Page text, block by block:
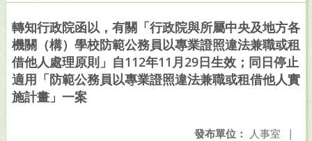
轉知行政院函以，有關「行政院與所屬中央及地方各
機關（構）學校防範公務員以專業證照違法兼職或租
借他人處理原則」自112年11月29日生效；同日停止
適用「防範公務員以專業證照違法兼職或租借他人實
施計畫」一案
發布單位： 人事室 |